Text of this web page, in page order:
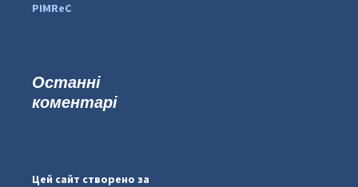
PIMReC
Останні
коментарі
Цей сайт створено за